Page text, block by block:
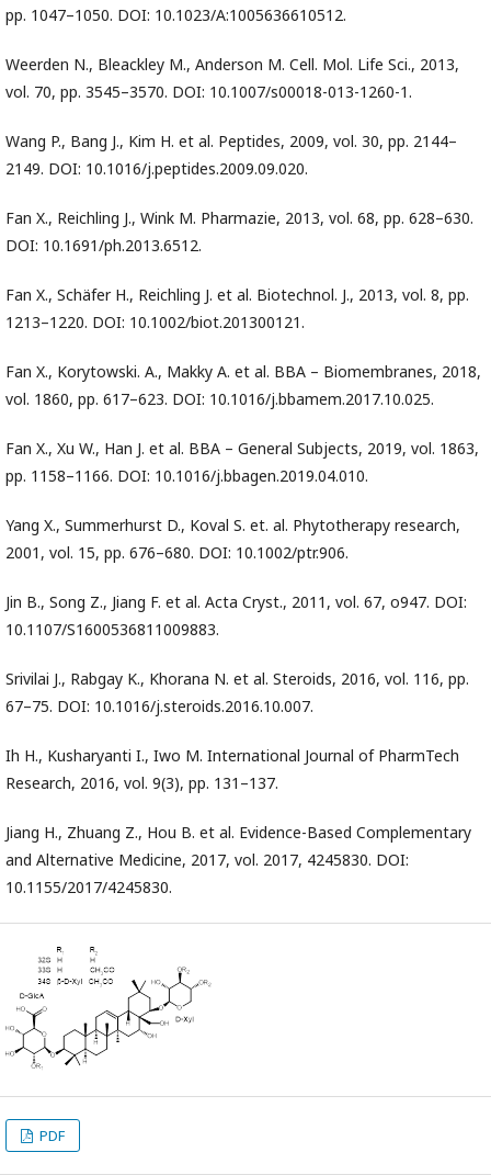
pp. 1047–1050. DOI: 10.1023/A:1005636610512.
Weerden N., Bleackley M., Anderson M. Cell. Mol. Life Sci., 2013,
vol. 70, pp. 3545–3570. DOI: 10.1007/s00018-013-1260-1.
Wang P., Bang J., Kim H. et al. Peptides, 2009, vol. 30, pp. 2144–
2149. DOI: 10.1016/j.peptides.2009.09.020.
Fan X., Reichling J., Wink M. Pharmazie, 2013, vol. 68, pp. 628–630.
DOI: 10.1691/ph.2013.6512.
Fan X., Schäfer H., Reichling J. et al. Biotechnol. J., 2013, vol. 8, pp.
1213–1220. DOI: 10.1002/biot.201300121.
Fan X., Korytowski. A., Makky A. et al. BBA – Biomembranes, 2018,
vol. 1860, pp. 617–623. DOI: 10.1016/j.bbamem.2017.10.025.
Fan X., Xu W., Han J. et al. BBA – General Subjects, 2019, vol. 1863,
pp. 1158–1166. DOI: 10.1016/j.bbagen.2019.04.010.
Yang X., Summerhurst D., Koval S. et. al. Phytotherapy research,
2001, vol. 15, pp. 676–680. DOI: 10.1002/ptr.906.
Jin B., Song Z., Jiang F. et al. Acta Cryst., 2011, vol. 67, o947. DOI:
10.1107/S1600536811009883.
Srivilai J., Rabgay K., Khorana N. et al. Steroids, 2016, vol. 116, pp.
67–75. DOI: 10.1016/j.steroids.2016.10.007.
Ih H., Kusharyanti I., Iwo M. International Journal of PharmTech
Research, 2016, vol. 9(3), pp. 131–137.
Jiang H., Zhuang Z., Hou B. et al. Evidence-Based Complementary
and Alternative Medicine, 2017, vol. 2017, 4245830. DOI:
10.1155/2017/4245830.
PDF